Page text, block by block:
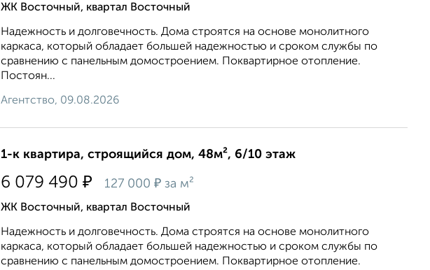
ЖК Восточный, квартал Восточный
Надежность и долговечность. Дома строятся на основе монолитного
каркаса, который обладает большей надежностью и сроком службы по
сравнению с панельным домостроением. Поквартирное отопление.
Постоян...
Агентство, 09.08.2026
1-к квартира, строящийся дом, 48м², 6/10 этаж
6 079 490 ₽ 127 000 ₽ за м²
ЖК Восточный, квартал Восточный
Надежность и долговечность. Дома строятся на основе монолитного
каркаса, который обладает большей надежностью и сроком службы по
сравнению с панельным домостроением. Поквартирное отопление.